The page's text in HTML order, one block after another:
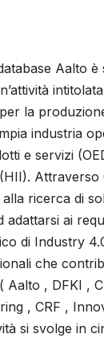
Aalto è
la
industria
e servizi
Attraverso
alla ricerca di
adattarsi ai
di Industry
che
Aalto , DFKI ,
, CRF ,
si svolge in